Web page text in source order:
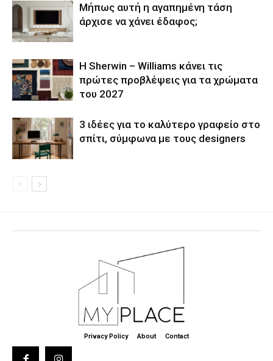
Μήπως αυτή η αγαπημένη τάση
άρχισε να χάνει έδαφος;
Η Sherwin – Williams κάνει τις
πρώτες προβλέψεις για τα χρώματα
του 2027
3 ιδέες για το καλύτερο γραφείο στο
σπίτι, σύμφωνα με τους designers
Privacy Policy About Contact